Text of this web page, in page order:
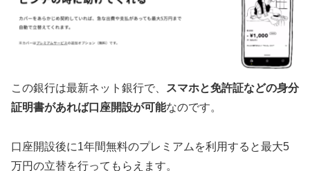
この銀行は最新ネット銀行で、
スマホと免許証などの身分
証明書があれば口座開設が可能なのです。
口座開設後に1年間無料のプレミアムを利用すると最大5
万円の立替を行ってもらえます。